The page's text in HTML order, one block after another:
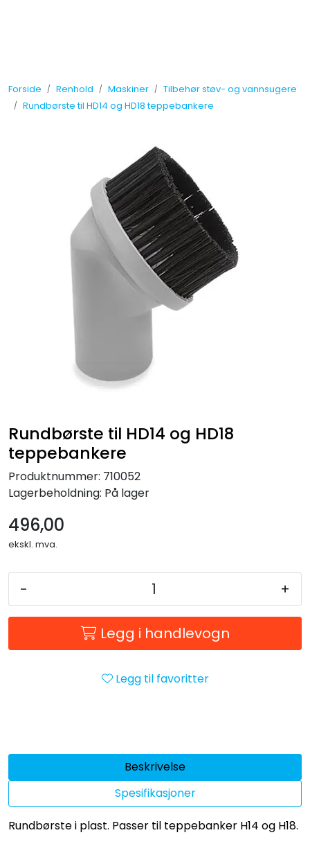
Forside Renhold Maskiner
Tilbehør støv- og vannsugere
Rundbørste til HD14 og HD18 teppebankere
Rundbørste til HD14 og HD18
teppebankere
Produktnummer: 710052
Lagerbeholdning: På lager
496,00
ekskl. mva.
- +
Legg i handlevogn
Legg til favoritter
Beskrivelse
Spesifikasjoner
Rundbørste i plast. Passer til teppebanker H14 og H18.
Måleinstrumenter
Vinduspusseutstyr
Verneutstyr
Forbruksmateriell